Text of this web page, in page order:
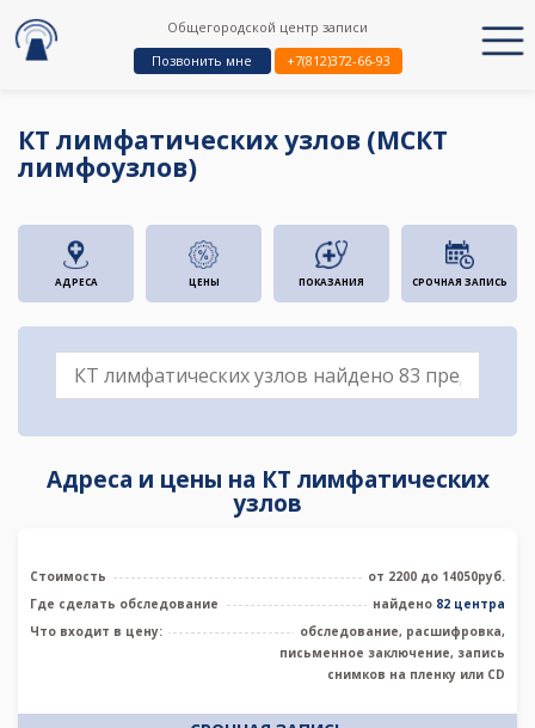
Общегородской центр записи
Позвонить мне
+7(812)372-66-93
КТ лимфатических узлов (МСКТ
лимфоузлов)
АДРЕСА ЦЕНЫ ПОКАЗАНИЯ СРОЧНАЯ ЗАПИСЬ
Адреса и цены на КТ лимфатических
узлов
Стоимость
от 2200 до 14050руб.
Где сделать обследование
найдено 82 центра
Что входит в цену:
обследование, расшифровка,
письменное заключение, запись
снимков на пленку или CD